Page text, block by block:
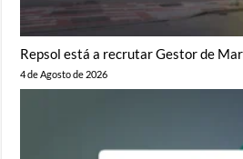
Repsol está a recrutar Gestor de
4 de Agosto de 2026